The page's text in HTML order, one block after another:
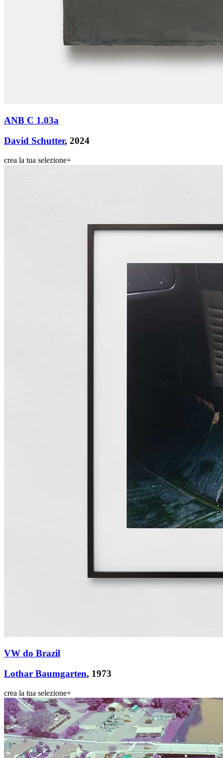
ANB C 1.03a
David Schutter, 2024
crea la tua selezione+
VW do Brazil
Lothar Baumgarten, 1973
crea la tua selezione+